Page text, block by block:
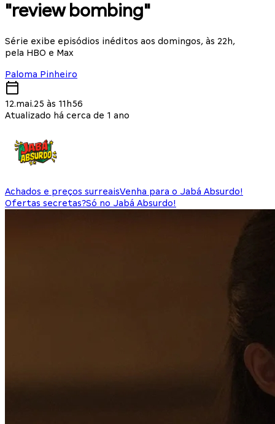
"review bombing"
Série exibe episódios inéditos aos domingos, às 22h,
pela HBO e Max
Paloma Pinheiro
12.mai.25 às 11h56
Atualizado há cerca de 1 ano
Achados e preços surreaisVenha para o Jabá Absurdo!
Ofertas secretas?Só no Jabá Absurdo!